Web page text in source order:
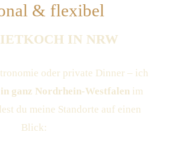
& flexibel
IN NRW
oder private Dinner – ich
ganz Nordrhein-Westfalenim
du meine Standorte auf einen
Blick: